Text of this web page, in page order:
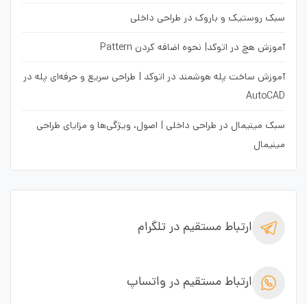
سبک روستیک و باروک در طراحی داخلی
آموزش هچ در اتوکد| نحوه اضافه کردن Pattern
آموزش ساخت پله هوشمند در اتوکد | طراحی سریع و حرفه‌ای پله در
AutoCAD
سبک مینیمال در طراحی داخلی | اصول، ویژگی‌ها و مزایای طراحی
مینیمال
ارتباط مستقیم در تلگرام
ارتباط مستقیم در واتساپ